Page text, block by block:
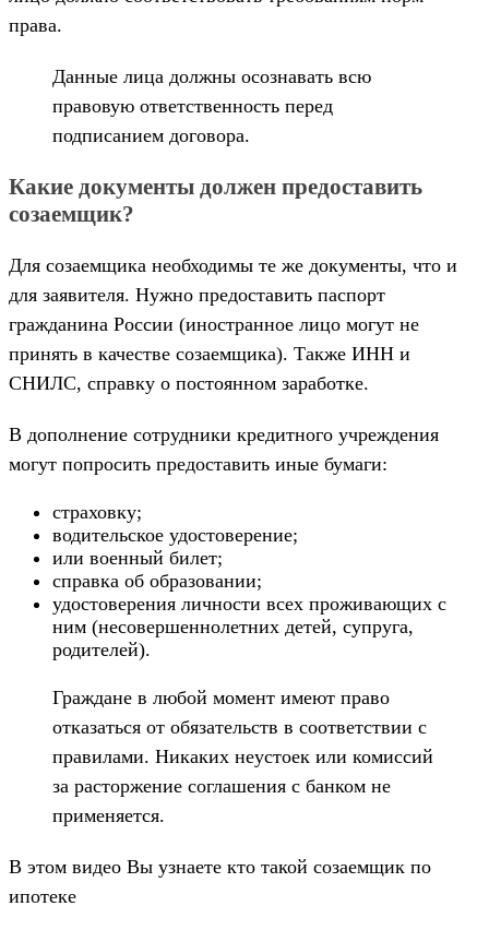
права.
Данные лица должны осознавать всю
правовую ответственность перед
подписанием договора.
Какие документы должен предоставить
созаемщик?
Для созаемщика необходимы те же документы, что и
для заявителя. Нужно предоставить паспорт
гражданина России (иностранное лицо могут не
принять в качестве созаемщика). Также ИНН и
СНИЛС, справку о постоянном заработке.
В дополнение сотрудники кредитного учреждения
могут попросить предоставить иные бумаги:
страховку;
водительское удостоверение;
или военный билет;
справка об образовании;
удостоверения личности всех проживающих с
ним (несовершеннолетних детей, супруга,
родителей).
Граждане в любой момент имеют право
отказаться от обязательств в соответствии с
правилами. Никаких неустоек или комиссий
за расторжение соглашения с банком не
применяется.
В этом видео Вы узнаете кто такой созаемщик по
ипотеке